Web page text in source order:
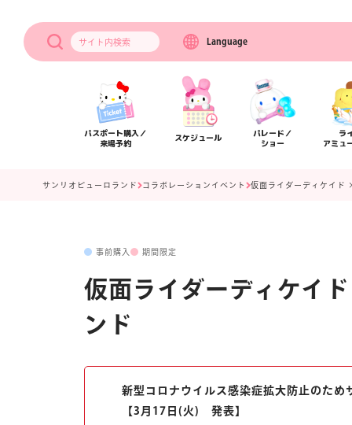
サイト内検索 Language
パスポート購入／
来場予約
スケジュール
パレード／
ショー
ラ
アミュ
アクセス
サンリオピューロランド コラボレーションイベント 仮面ライダーディケイド
事前購入 期間限定
仮面ライダーディケイ
ンド
新型コロナウイルス感染症拡大防止のた
【3月17日(火) 発表】